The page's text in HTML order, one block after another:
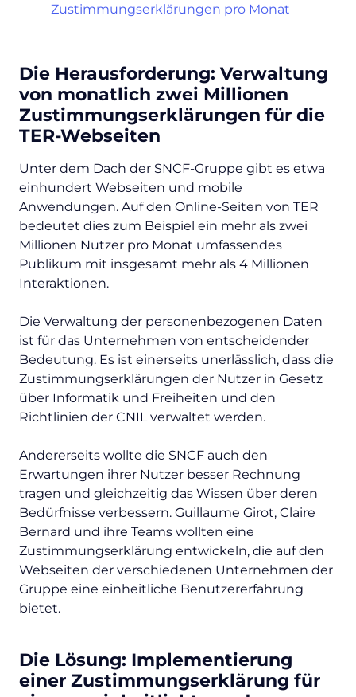
Zustimmungserklärungen pro Monat
Die Herausforderung: Verwaltung
von monatlich zwei Millionen
Zustimmungserklärungen für die
TER-Webseiten
Unter dem Dach der SNCF-Gruppe gibt es etwa
einhundert Webseiten und mobile
Anwendungen. Auf den Online-Seiten von TER
bedeutet dies zum Beispiel ein mehr als zwei
Millionen Nutzer pro Monat umfassendes
Publikum mit insgesamt mehr als 4 Millionen
Interaktionen.
Die Verwaltung der personenbezogenen Daten
ist für das Unternehmen von entscheidender
Bedeutung. Es ist einerseits unerlässlich, dass die
Zustimmungserklärungen der Nutzer in Gesetz
über Informatik und Freiheiten und den
Richtlinien der CNIL verwaltet werden.
Andererseits wollte die SNCF auch den
Erwartungen ihrer Nutzer besser Rechnung
tragen und gleichzeitig das Wissen über deren
Bedürfnisse verbessern. Guillaume Girot, Claire
Bernard und ihre Teams wollten eine
Zustimmungserklärung entwickeln, die auf den
Webseiten der verschiedenen Unternehmen der
Gruppe eine einheitliche Benutzererfahrung
bietet.
Die Lösung: Implementierung
einer Zustimmungserklärung für